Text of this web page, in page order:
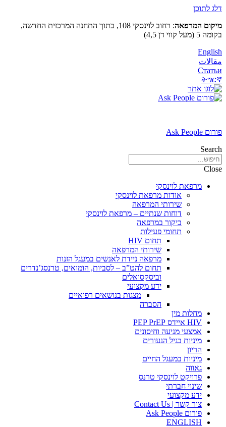
דלג לתוכן
מיקום המרפאה
: רחוב לוינסקי 108, בתוך התחנה המרכזית החדשה,
בקומה 5 (מעל קווי דן 4,5)
English
مقالات
Статьи
ትግርኛ
פורום Ask People
Search
Close
מרפאת לוינסקי
אודות מרפאת לוינסקי
שירותי המרפאה
דוחות שנתיים – מרפאת לוינסקי
ביקור במרפאה
תחומי פעילות
תחום HIV
שירותי המרפאה
מרפאה ניידת לאנשים במעגל הזנות
תחום להט”ב – לסביות, הומואים, טרנסג’נדרים
וביסקסואלים
ידע מקצועי
מצגות בנושאים רפואיים
הסברה
מחלות מין
HIV איידס PEP PrEP
אמצעי מניעה וחיסונים
מיניות בגיל הנעורים
הריון
מיניות במעגל החיים
גאווה
פרויקט לוינסקי טרנס
שינוי חברתי
ידע מקצועי
צור קשר | Contact Us
פורום Ask People
ENGLISH